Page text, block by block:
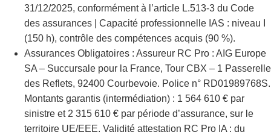
31/12/2025, conformément à l’article L.513-3 du Code
des assurances | Capacité professionnelle IAS : niveau I
(150 h), contrôle des compétences acquis (90 %).
Assurances Obligatoires : Assureur RC Pro : AIG Europe
SA – Succursale pour la France, Tour CBX – 1 Passerelle
des Reflets, 92400 Courbevoie. Police n° RD01989768S.
Montants garantis (intermédiation) : 1 564 610 € par
sinistre et 2 315 610 € par période d’assurance, sur le
territoire UE/EEE. Validité attestation RC Pro IA : du